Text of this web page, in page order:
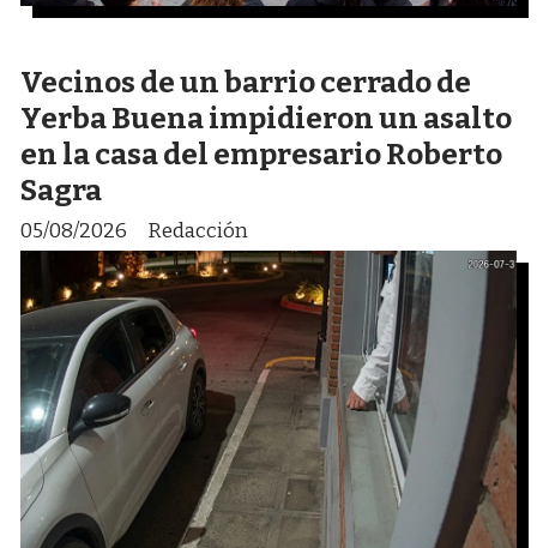
Vecinos de un barrio cerrado de
Yerba Buena impidieron un asalto
en la casa del empresario Roberto
Sagra
Redacción
05/08/2026